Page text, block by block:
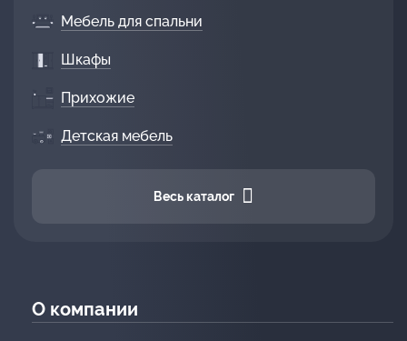
Мебель для спальни
Шкафы
Прихожие
Детская мебель
Весь каталог
О компании